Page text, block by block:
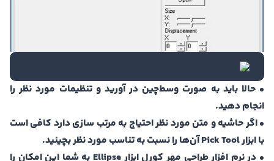
• حالا باید به صورت وسط‌چین در آورید و تنظیمات مورد نظر را
انجام دهید.
• اگر حاشیه و متن مورد نظر احتیاج به مرتب سازی دارد کافی است
با ابزار Pick Tool آن‌ها را نسبت به تناسب مورد نظر بچینید.
• در نرم افزار طراحی مهر کورل ابزار Ellipse به شما این امکان را